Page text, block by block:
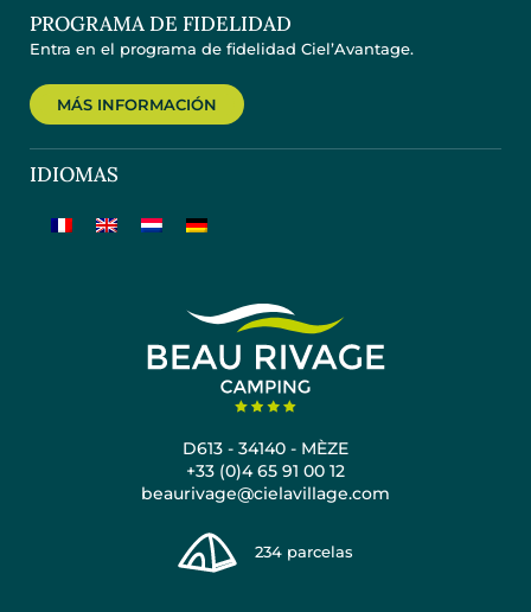
PROGRAMA DE FIDELIDAD
Entra en el programa de fidelidad Ciel’Avantage.
MÁS INFORMACIÓN
IDIOMAS
D613 - 34140 - MÈZE
+33 (0)4 65 91 00 12
beaurivage@cielavillage.com
234 parcelas